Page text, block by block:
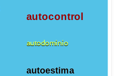
autocontrol
autodominio
autoestima